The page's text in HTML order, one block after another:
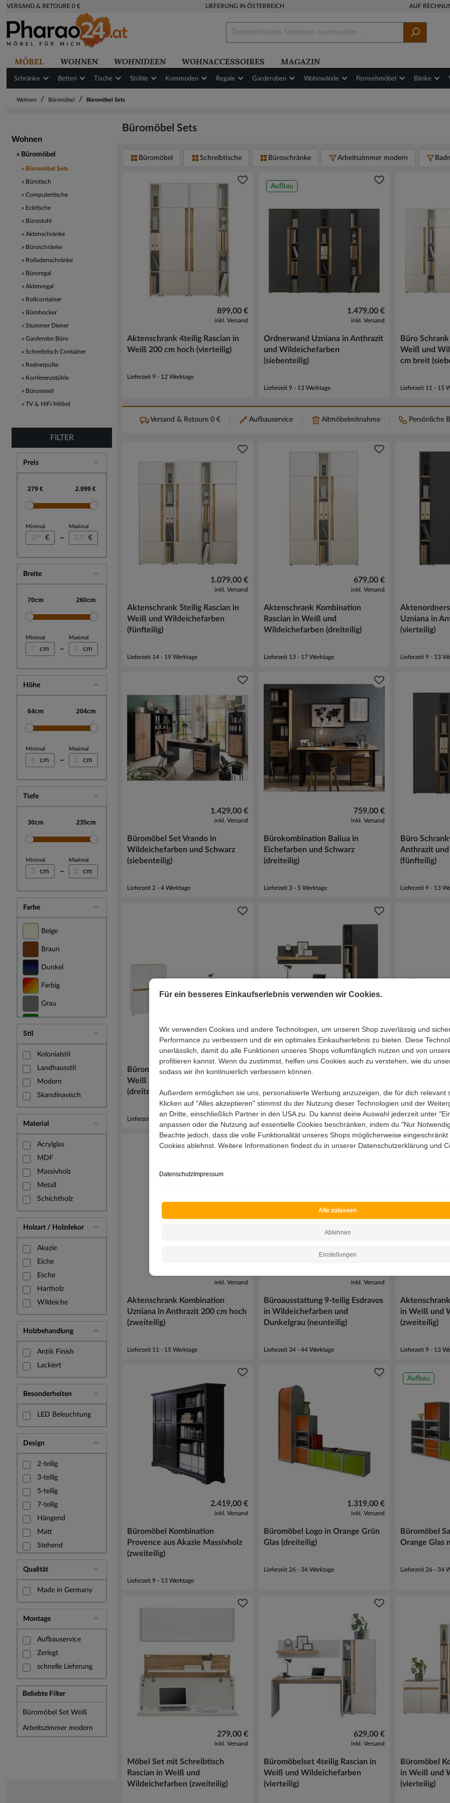
Für ein besseres Einkaufserlebnis verwenden wir Cookies.
Wir verwenden Cookies und andere Technologien, um unseren Shop zuverlässig und
Performance zu verbessern und dir ein optimales Einkaufserlebnis zu bieten. Diese
unerlässlich, damit du alle Funktionen unseres Shops vollumfänglich nutzen und von
profitieren kannst. Wenn du zustimmst, helfen uns Cookies auch zu verstehen, wie du
sodass wir ihn kontinuierlich verbessern können.
Außerdem ermöglichen sie uns, personalisierte Werbung anzuzeigen, die für dich relevant
Klicken auf "Alles akzeptieren" stimmst du der Nutzung dieser Technologien und der
an Dritte, einschließlich Partner in den USA zu. Du kannst deine Auswahl jederzeit unter
anpassen oder die Nutzung auf essentielle Cookies beschränken, indem du "Nur
Beachte jedoch, dass die volle Funktionalität unseres Shops möglicherweise
Cookies ablehnst. Weitere Informationen findest du in unserer Datenschutzerklärung und
DatenschutzImpressum
Alle zulassen
Ablehnen
Einstellungen
VERSAND & RETOURE 0 € LIEFERUNG IN ÖSTERREICH AUF
MÖBEL
Schränke Betten Tische Stühle Kommoden Regale Garderoben Wohnwände Fernsehmöbel Bänke
WOHNEN WOHNIDEEN WOHNACCESSOIRES MAGAZIN
Wohnen / Büromöbel / Büromöbel Sets
Wohnen
Büromöbel
Büromöbel Sets
Bürotisch
Computertische
Ecktische
Bürostuhl
Aktenschränke
Büroschränke
Rolladenschränke
Büroregal
Aktenregal
Rollcontainer
Bürohocker
Stummer Diener
Garderobe Büro
Schreibtisch Container
Rednerpulte
Konferenzstühle
Bürosessel
TV & HiFi Möbel
FILTER
Preis
Minimal
€ –
Maximal
€
Breite
Minimal
cm –
Maximal
cm
Höhe
Minimal
cm –
Maximal
cm
Tiefe
Minimal
cm –
Maximal
cm
Farbe
Beige
Braun
Dunkel
Farbig
Grau
Schwarz
Weiß
Stil
Kolonialstil
Landhausstil
Modern
Skandinavisch
Material
Acrylglas
MDF
Massivholz
Metall
Schichtholz
Holzart / Holzdekor
Akazie
Eiche
Esche
Hartholz
Wildeiche
Holzbehandlung
Antik Finish
Lackiert
Besonderheiten
LED Beleuchtung
Design
2-teilig
3-teilig
5-teilig
7-teilig
Hängend
Matt
Stehend
Qualität
Made in Germany
Montage
Aufbauservice
Zerlegt
schnelle Lieferung
Beliebte Filter
Büromöbel Set Weiß
Arbeitszimmer modern
Büromöbel Sets
Büromöbel Schreibtische Büroschränke Arbeitszimmer modern
Versand & Retoure 0 € Aufbauservice Altmöbelmitnahme Persönliche
899,00 €
inkl. Versand
Aktenschrank 4teilig Rascian in
Weiß 200 cm hoch (vierteilig)
Lieferzeit 9 - 12 Werktage
Aufbau
1.479,00 €
inkl. Versand
Ordnerwand Uzniana in Anthrazit
und Wildeichefarben
(siebenteilig)
Lieferzeit 9 - 13 Werktage
Büro
Weiß und
cm breit
Lieferzeit 11 - 15
1.079,00 €
inkl. Versand
Aktenschrank 5teilig Rascian in
Weiß und Wildeichefarben
(fünfteilig)
Lieferzeit 14 - 19 Werktage
679,00 €
inkl. Versand
Aktenschrank Kombination
Rascian in Weiß und
Wildeichefarben (dreiteilig)
Lieferzeit 13 - 17 Werktage
Uzniana in
(vierteilig)
Lieferzeit 9 - 13
1.429,00 €
inkl. Versand
Büromöbel Set Vrando in
Wildeichefarben und Schwarz
(siebenteilig)
Lieferzeit 2 - 4 Werktage
759,00 €
inkl. Versand
Bürokombination Baliua in
Eichefarben und Schwarz
(dreiteilig)
Lieferzeit 3 - 5 Werktage
Büro
Anthrazit
(fünfteilig)
Lieferzeit 9 - 13
659,00 €
inkl. Versand
Büromöbel Set 3-teilig Rascian in
Weiß und Wildeichefarben
(dreiteilig)
Lieferzeit 9 - 13 Werktage
719,00 €
inkl. Versand
Moderne Bürokombination
Wildeichefarben (vierteilig)
(dreiteilig)
inkl. Versand
Aktenschrank Kombination
Uzniana in Anthrazit 200 cm hoch
(zweiteilig)
Lieferzeit 11 - 15 Werktage
inkl. Versand
Büroausstattung 9-teilig Esdravos
in Wildeichefarben und
Dunkelgrau (neunteilig)
Lieferzeit 34 - 44 Werktage
in Weiß und
(zweiteilig)
Lieferzeit 9 - 13
2.419,00 €
inkl. Versand
Büromöbel Kombination
Provence aus Akazie Massivholz
(zweiteilig)
Lieferzeit 9 - 13 Werktage
1.319,00 €
inkl. Versand
Büromöbel Logo in Orange Grün
Glas (dreiteilig)
Lieferzeit 26 - 34 Werktage
Aufbau
Büromöbel
Orange Glas
Lieferzeit 26 - 34
279,00 €
inkl. Versand
Möbel Set mit Schreibtisch
Rascian in Weiß und
Wildeichefarben (zweiteilig)
629,00 €
inkl. Versand
Büromöbelset 4teilig Rascian in
Weiß und Wildeichefarben
(vierteilig)
Büromöbel
in Weiß und
(vierteilig)